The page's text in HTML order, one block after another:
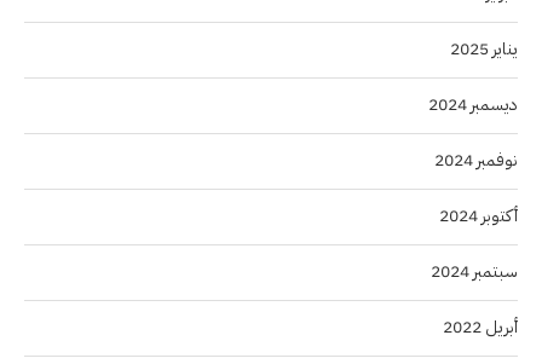
يناير 2025
ديسمبر 2024
نوفمبر 2024
أكتوبر 2024
سبتمبر 2024
أبريل 2022